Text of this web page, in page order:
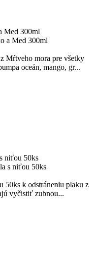
Med 300ml
Mŕtveho mora pre všetky
oceán, mango, gr...
niťou 50ks
50ks k odstráneniu plaku z
vyčistiť zubnou...